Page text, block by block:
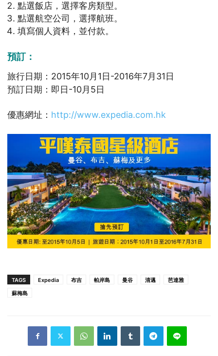
點選飯店，選擇客房類型。
點選航空公司，選擇航班。
填寫個人資料，並付款。
預訂：
旅行日期：2015年10月1日-2016年7月31日
預訂日期：即日-10月5日
優惠網址： http://www.expedia.com.hk
TAGS Expedia 布吉 帕岸島 曼谷 清邁
芭達雅
蘇梅島